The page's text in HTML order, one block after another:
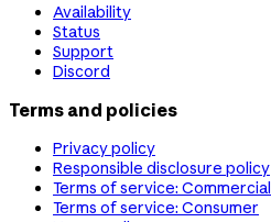
Availability
Status
Support
Discord
Terms and policies
Privacy policy
Responsible disclosure policy
Terms of service: Commercial
Terms of service: Consumer